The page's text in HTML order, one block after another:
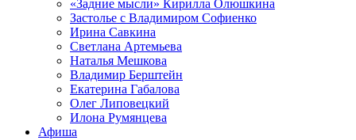
«Задние мысли» Кирилла Олюшкина
Застолье с Владимиром Софиенко
Ирина Савкина
Светлана Артемьева
Наталья Мешкова
Владимир Берштейн
Екатерина Габалова
Олег Липовецкий
Илона Румянцева
Афиша